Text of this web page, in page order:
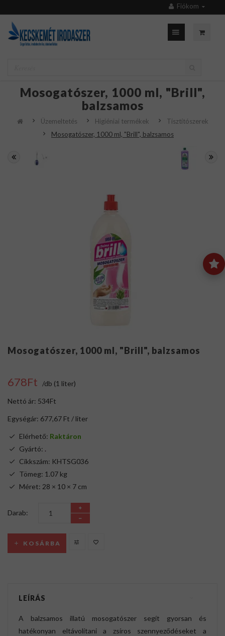
Fiókom
Mosogatószer, 1000 ml, "Brill",
balzsamos
Üzemeltetés Higiéniai termékek
Tisztítószerek
Mosogatószer, 1000 ml, "Brill", balzsamos
Mosogatószer, 1000 ml, "Brill", balzsamos
678Ft /db (1 liter)
Nettó ár: 534Ft
Egységár: 677,67 Ft / liter
Elérhető: Raktáron
Gyártó: .
Cikkszám: KHTSG036
Tömeg: 1.07 kg
Méret: 28 × 10 × 7 cm
Darab:
KOSÁRBA
LEÍRÁS
A balzsamos illatú mosogatószer segít gyorsan és
hatékonyan eltávolítani a zsíros szennyeződéseket a